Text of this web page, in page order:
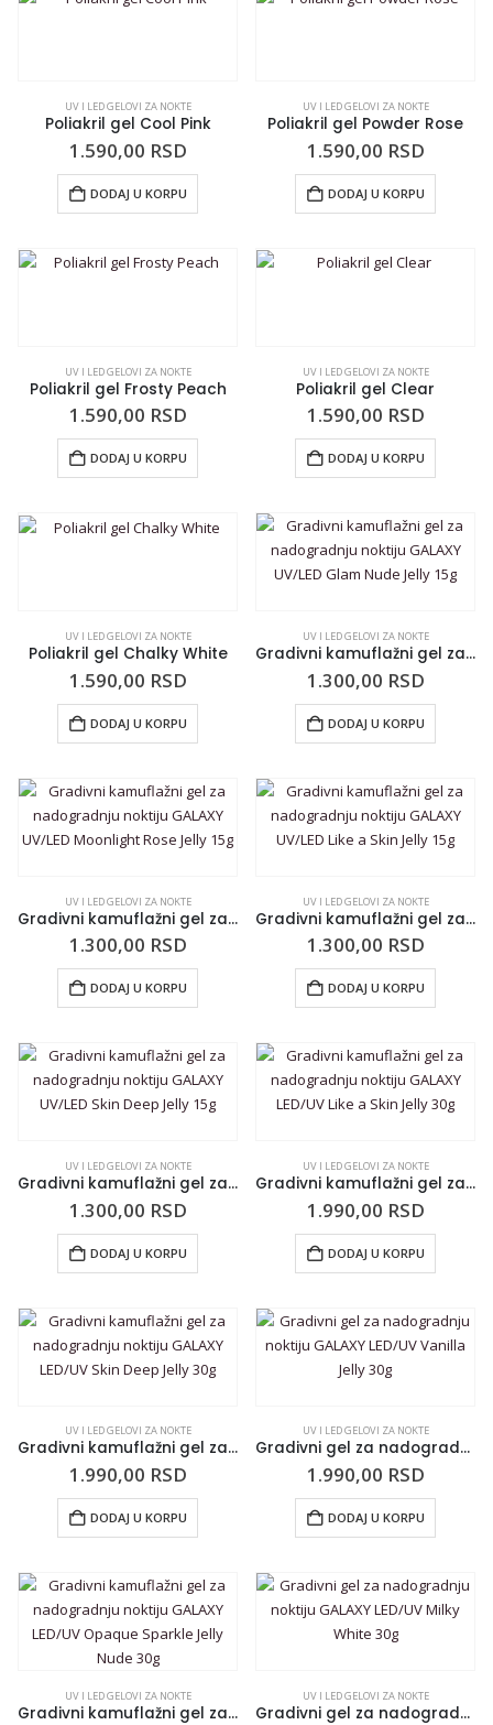
UV I LED GELOVI ZA NOKTE
Poliakril gel Cool Pink
1.590,00 RSD
DODAJ U KORPU
UV I LED GELOVI ZA NOKTE
Poliakril gel Powder Rose
1.590,00 RSD
DODAJ U KORPU
UV I LED GELOVI ZA NOKTE
Poliakril gel Frosty Peach
1.590,00 RSD
DODAJ U KORPU
UV I LED GELOVI ZA NOKTE
Poliakril gel Clear
1.590,00 RSD
DODAJ U KORPU
UV I LED GELOVI ZA NOKTE
Poliakril gel Chalky White
1.590,00 RSD
DODAJ U KORPU
UV I LED GELOVI ZA NOKTE
Gradivni kamuflažni gel za nadogradnju noktiju GALAXY UV/LED Glam Nude Jelly 15g
1.300,00 RSD
DODAJ U KORPU
UV I LED GELOVI ZA NOKTE
Gradivni kamuflažni gel za nadogradnju noktiju GALAXY UV/LED Moonlight Rose Jelly 15g
1.300,00 RSD
DODAJ U KORPU
UV I LED GELOVI ZA NOKTE
Gradivni kamuflažni gel za nadogradnju noktiju GALAXY UV/LED Like a Skin Jelly 15g
1.300,00 RSD
DODAJ U KORPU
UV I LED GELOVI ZA NOKTE
Gradivni kamuflažni gel za nadogradnju noktiju GALAXY UV/LED Skin Deep Jelly 15g
1.300,00 RSD
DODAJ U KORPU
UV I LED GELOVI ZA NOKTE
Gradivni kamuflažni gel za nadogradnju noktiju GALAXY LED/UV Like a Skin Jelly 30g
1.990,00 RSD
DODAJ U KORPU
UV I LED GELOVI ZA NOKTE
Gradivni kamuflažni gel za nadogradnju noktiju GALAXY LED/UV Skin Deep Jelly 30g
1.990,00 RSD
DODAJ U KORPU
UV I LED GELOVI ZA NOKTE
Gradivni gel za nadogradnju noktiju GALAXY LED/UV Vanilla Jelly 30g
1.990,00 RSD
DODAJ U KORPU
UV I LED GELOVI ZA NOKTE
Gradivni kamuflažni gel za nadogradnju noktiju GALAXY LED/UV Opaque Sparkle Jelly Nude 30g
UV I LED GELOVI ZA NOKTE
Gradivni gel za nadogradnju noktiju GALAXY LED/UV Milky White 30g